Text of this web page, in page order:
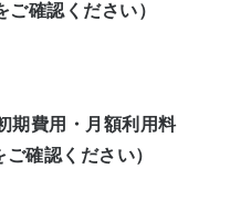
ご確認ください）
期費用・月額利用料
ご確認ください）